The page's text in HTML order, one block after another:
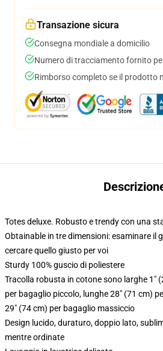
Transazione sicura
Consegna mondiale a domicilio
Numero di tracciamento fornito
Rimborso completo se il prodotto
Totes deluxe. Robusto e trendy con una
Obtainable in tre dimensioni: esaminare il
cercare quello giusto per voi
Sturdy 100% guscio di poliestere
Tracolla robusta in cotone sono larghe 1"
per bagaglio piccolo, lunghe 28" (71 cm)
29" (74 cm) per bagaglio massiccio
Design lucido, duraturo, doppio lato,
mentre ordinate